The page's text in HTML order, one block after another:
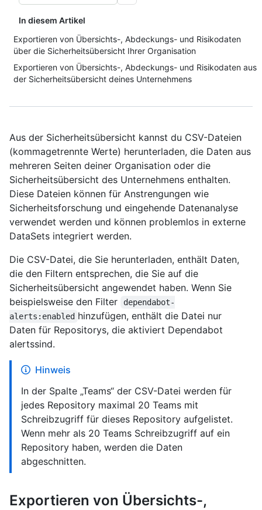
In diesem Artikel
Exportieren von Übersichts-, Abdeckungs- und Risikodaten
über die Sicherheitsübersicht Ihrer Organisation
Exportieren von Übersichts-, Abdeckungs- und Risikodaten aus
der Sicherheitsübersicht deines Unternehmens
Aus der Sicherheitsübersicht kannst du CSV-Dateien
(kommagetrennte Werte) herunterladen, die Daten aus
mehreren Seiten deiner Organisation oder die
Sicherheitsübersicht des Unternehmens enthalten.
Diese Dateien können für Anstrengungen wie
Sicherheitsforschung und eingehende Datenanalyse
verwendet werden und können problemlos in externe
DataSets integriert werden.
Die CSV-Datei, die Sie herunterladen, enthält Daten,
die den Filtern entsprechen, die Sie auf die
Sicherheitsübersicht angewendet haben. Wenn Sie
beispielsweise den Filter
dependabot-
alerts:enabled hinzufügen, enthält die Datei nur
Daten für Repositorys, die aktiviert Dependabot
alertssind.
Hinweis
In der Spalte „Teams“ der CSV-Datei werden für
jedes Repository maximal 20 Teams mit
Schreibzugriff für dieses Repository aufgelistet.
Wenn mehr als 20 Teams Schreibzugriff auf ein
Repository haben, werden die Daten
abgeschnitten.
Exportieren von Übersichts-,